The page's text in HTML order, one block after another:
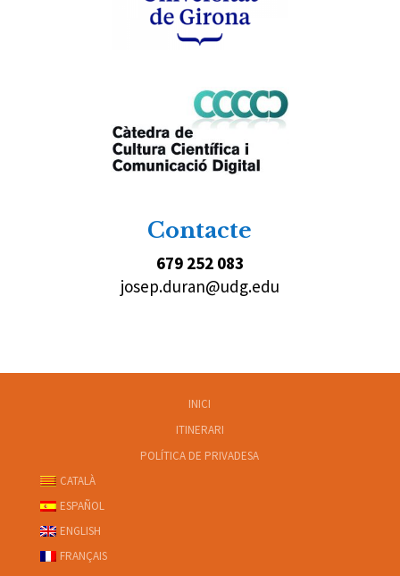
Contacte
679 252 083
josep.duran@udg.edu
INICI
ITINERARI
POLÍTICA DE PRIVADESA
CATALÀ
ESPAÑOL
ENGLISH
FRANÇAIS